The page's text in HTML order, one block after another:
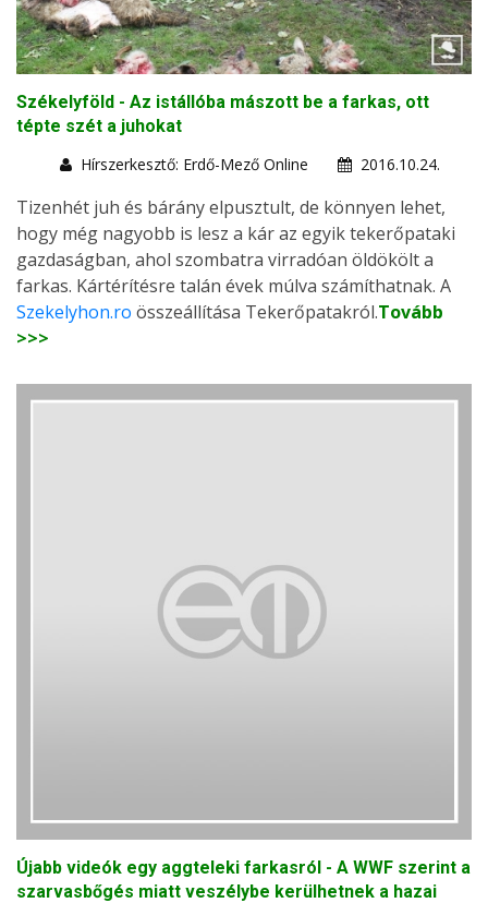
Székelyföld - Az istállóba mászott be a farkas, ott
tépte szét a juhokat
Hírszerkesztő: Erdő-Mező Online
2016.10.24.
Tizenhét juh és bárány elpusztult, de könnyen lehet,
hogy még nagyobb is lesz a kár az egyik tekerőpataki
gazdaságban, ahol szombatra virradóan öldökölt a
farkas. Kártérítésre talán évek múlva számíthatnak. A
Szekelyhon.ro összeállítása Tekerőpatakról.Tovább
>>>
Újabb videók egy aggteleki farkasról - A WWF szerint a
szarvasbőgés miatt veszélybe kerülhetnek a hazai